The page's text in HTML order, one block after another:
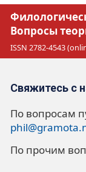
Вопросы
ISSN 2782-4543
Свяжитесь с
По вопросам
По прочим